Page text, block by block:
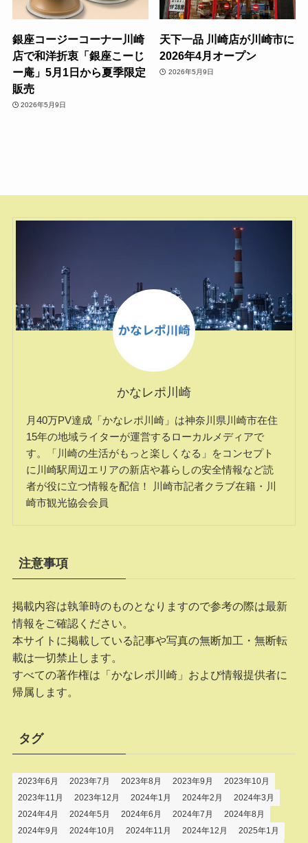
銀座コージーコーナー川崎
店で和洋折衷「銀座こーじ
ー庵」5月1日から夏季限定
販売
2026年5月9日
天下一品 川崎店が川崎市に
2026年4月オープン
2026年5月9日
かなレポ川崎
月40万PV達成「かなレポ川崎」は神奈川県川崎市在住
15年の地域ライターが運営するローカルメディアで
す。「川崎の生活がもっと楽しくなる」をコンセプト
に川崎駅周辺エリアの新店や暮らしの安全情報など読
者が役に立つ情報を配信！ 川崎市記者クラブ在籍・川
崎市観光協会会員
注意事項
掲載内容は執筆時のものとなりますので参考の際は最新
情報をご確認ください。
本サイトに掲載している記事や写真の無断加工・無断転
載は一切禁止します。
すべての著作権は「かなレポ川崎」および情報提供者に
帰属します。
タグ
2023年6月 2023年7月 2023年8月 2023年9月
2023年10月
2023年11月
2023年12月 2024年1月 2024年2月
2024年3月
2024年4月
2024年5月 2024年6月 2024年7月
2024年8月
2024年9月
2024年10月 2024年11月 2024年12月
2025年1月